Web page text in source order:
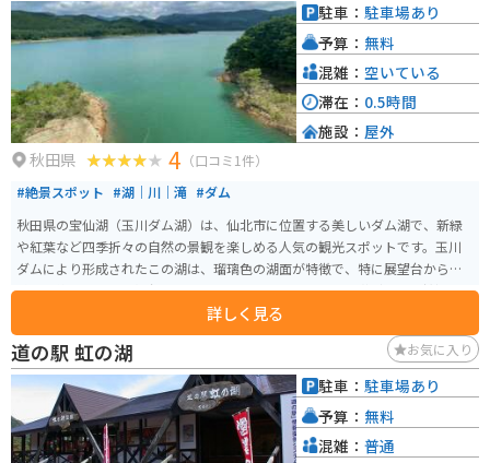
秋田県 4 （口コミ1件）
#絶景スポット #湖｜川｜滝 #ダム
秋田県の宝仙湖（玉川ダム湖）は、仙北市に位置する美しいダム湖で、新緑
や紅葉など四季折々の自然の景観を楽しめる人気の観光スポットです。玉川
ダムにより形成されたこの湖は、瑠璃色の湖面が特徴で、特に展望台からの
眺めは絶景です。展望台にはシンボルである「カリヨンの塔（幸せの鐘）」
があり、多くの観光客が訪れます。 春には新緑の中での融雪放流、夏には湖
周辺の公園でのピクニックや自然散策、秋には美しい紅葉を楽しむことがで
き、季節ごとに異なる魅力があります。特に、5月から6月中旬にかけては、
水位が高くなることで新緑の水没林が見られ、多くのカメラマンが訪れるス
ポットとなっています。また、周辺にはキャンプ場や自然散策路も整備され
ており、アウトドアを楽しむことができます。アクセスも良好で、田沢湖駅
から車で約30分の距離にあります。
詳しく見る
駐車： 駐車場あり
予算： 無料
混雑： 空いている
滞在： 0.5時間
施設： 屋外
道の駅 虹の湖 お気に入り
駐車： 駐車場あり
予算： 無料
混雑： 普通